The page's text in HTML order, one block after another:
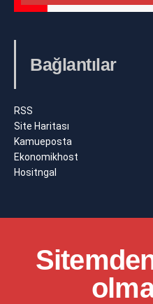
Bağlantılar
RSS
Site Haritası
Kamueposta
Ekonomikhost
Hositngal